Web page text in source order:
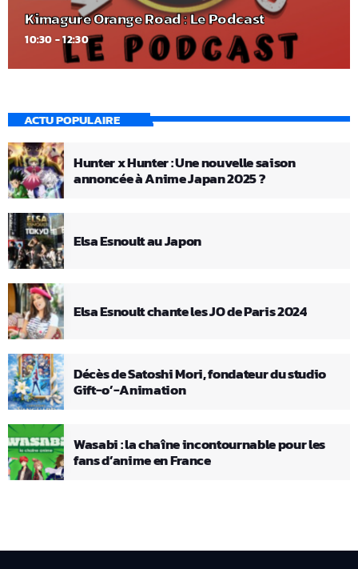
Kimagure Orange Road : Le Podcast
10:30 - 12:30
ACTU POPULAIRE
Hunter x Hunter : Une nouvelle saison
annoncée à Anime Japan 2025 ?
Elsa Esnoult au Japon
Elsa Esnoult chante les JO de Paris 2024
Décès de Satoshi Mori, fondateur du studio
Gift-o’-Animation
Wasabi : la chaîne incontournable pour les
fans d’anime en France